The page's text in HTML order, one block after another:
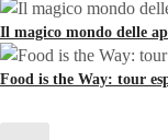
Il magico mondo delle
Food is the Way: tour